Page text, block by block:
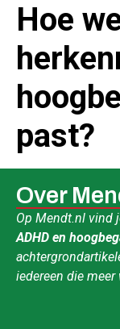
Hoe
past?
Over
Op Mendt.nl vind
ADHD en
iedereen die